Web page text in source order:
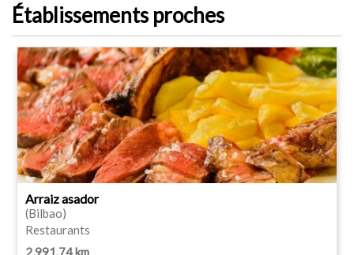
Établissements proches
Arraiz asador
(Bilbao)
Restaurants
2,991.74 km